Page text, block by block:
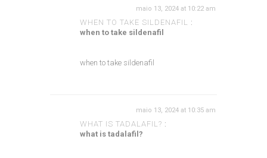
WHEN TO TAKE SILDENAFIL :
maio 13, 2024 at 10:22 am
when to take sildenafil
when to take sildenafil
WHAT IS TADALAFIL? :
maio 13, 2024 at 10:35 am
what is tadalafil?